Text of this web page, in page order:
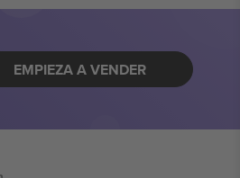
EMPIEZA A VENDER